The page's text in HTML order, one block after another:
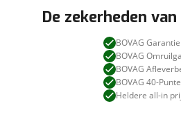
De zekerheden van
BOVAG Garantie
BOVAG
BOVAG
BOVAG 40-
Heldere all-in